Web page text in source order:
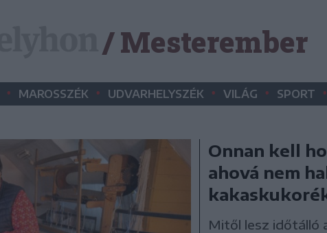
/ Mesterember
• MAROSSZÉK • UDVARHELYSZÉK • VILÁG • SPORT •
Onnan kell
ahová nem
Mitől lesz időtálló